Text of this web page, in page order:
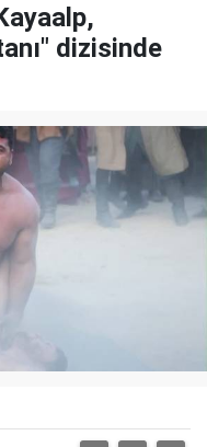
dizisinde